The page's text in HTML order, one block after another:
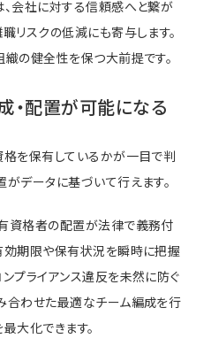
会社に対する信頼感へと繋が
リスクの低減にも寄与します。
の健全性を保つ大前提です。
配置が可能になる
格を保有しているかが一目で判
データに基づいて行えます。
資格者の配置が法律で義務付
効期限や保有状況を瞬時に把握
プライアンス違反を未然に防ぐ
合わせた最適なチーム編成を行
大化できます。